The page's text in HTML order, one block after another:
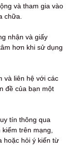
và tham gia vào
chữa.
nhận và giấy
hơn khi sử dụng
và liên hệ với các
đề của bạn một
tín thông qua
trên mạng,
hoặc hỏi ý kiến từ